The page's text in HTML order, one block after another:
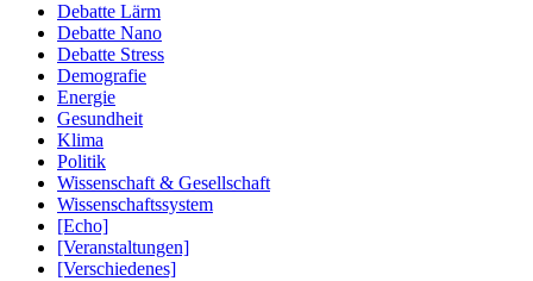
Debatte Lärm
Debatte Nano
Debatte Stress
Demografie
Energie
Gesundheit
Klima
Politik
Wissenschaft & Gesellschaft
Wissenschaftssystem
[Echo]
[Veranstaltungen]
[Verschiedenes]